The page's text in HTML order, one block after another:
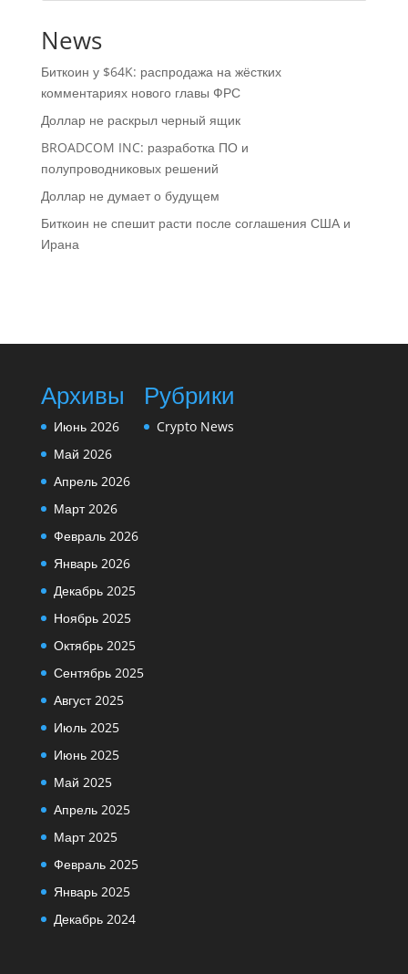
News
Биткоин у $64K: распродажа на жёстких
комментариях нового главы ФРС
Доллар не раскрыл черный ящик
BROADCOM INC: разработка ПО и
полупроводниковых решений
Доллар не думает о будущем
Биткоин не спешит расти после соглашения США и
Ирана
Архивы
Июнь 2026
Май 2026
Апрель 2026
Март 2026
Февраль 2026
Январь 2026
Декабрь 2025
Ноябрь 2025
Октябрь 2025
Сентябрь 2025
Август 2025
Июль 2025
Июнь 2025
Май 2025
Апрель 2025
Март 2025
Февраль 2025
Январь 2025
Декабрь 2024
Рубрики
Crypto News